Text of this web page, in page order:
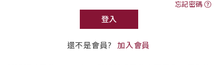
忘記密碼
登入
還不是會員? 加入會員